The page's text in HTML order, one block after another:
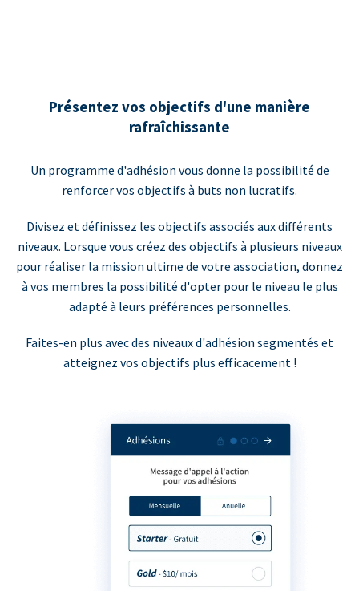
Présentez vos objectifs d'une manière
rafraîchissante
Un programme d'adhésion vous donne la possibilité de
renforcer vos objectifs à buts non lucratifs.
Divisez et définissez les objectifs associés aux différents
niveaux. Lorsque vous créez des objectifs à plusieurs niveaux
pour réaliser la mission ultime de votre association, donnez
à vos membres la possibilité d'opter pour le niveau le plus
adapté à leurs préférences personnelles.
Faites-en plus avec des niveaux d'adhésion segmentés et
atteignez vos objectifs plus efficacement !